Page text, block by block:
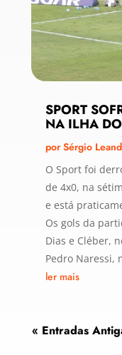
SPORT
NA ILHA
porSérgio
O Sport foi
de 4x0, na
e está
Os gols da
Dias e Cléber,
Pedro Naressi,
ler mais
« Entradas